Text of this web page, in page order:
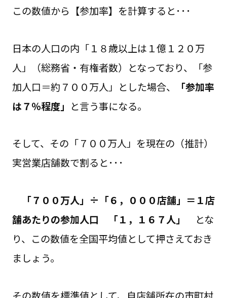
この数値から【参加率】を計算すると･･･
日本の人口の内「１８歳以上は１億１２０万
人」（総務省・有権者数）となっており、「参
加人口＝約７００万人」とした場合、
「参加率
は７％程度」 と言う事になる。
そして、その「７００万人」を現在の（推計）
実営業店舗数で割ると･･･
「７００万人」÷「６，０００店舗」＝１店
舗あたりの参加人口 「１，１６７人」
とな
り、この数値を全国平均値として押さえておき
ましょう。